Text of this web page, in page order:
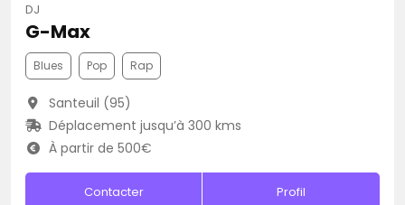
DJ
G-Max
Blues Pop Rap
Santeuil (95)
Déplacement jusqu’à 300 kms
À partir de 500€
Contacter Profil